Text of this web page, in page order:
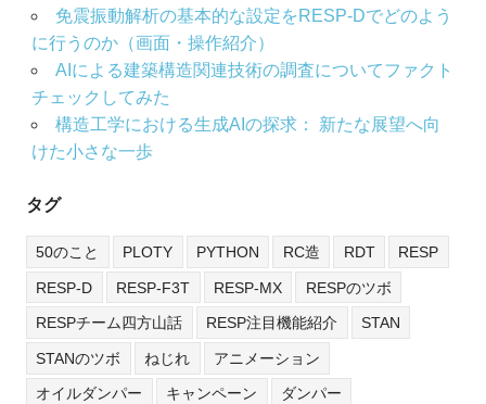
免震振動解析の基本的な設定をRESP-Dでどのよう
に行うのか（画面・操作紹介）
AIによる建築構造関連技術の調査についてファクト
チェックしてみた
構造工学における生成AIの探求： 新たな展望へ向
けた小さな一歩
タグ
50のこと PLOTY PYTHON RC造 RDT RESP
RESP-D RESP-F3T RESP-MX RESPのツボ
RESPチーム四方山話 RESP注目機能紹介 STAN
STANのツボ ねじれ アニメーション
オイルダンパー キャンペーン ダンパー